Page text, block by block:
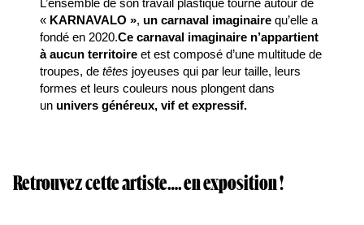
L’ensemble de son travail plastique tourne autour de
« KARNAVALO », un carnaval imaginaire qu’elle a
fondé en 2020.Ce carnaval imaginaire n’appartient
à aucun territoire et est composé d’une multitude de
troupes, detêtes joyeuses qui par leur taille, leurs
formes et leurs couleurs nous plongent dans
un univers généreux, vif et expressif.
Retrouvez cette artiste…. en exposition !
Karnavalo
Espace Édouard Pignon, Lille
27 avril – 23 mai 2025